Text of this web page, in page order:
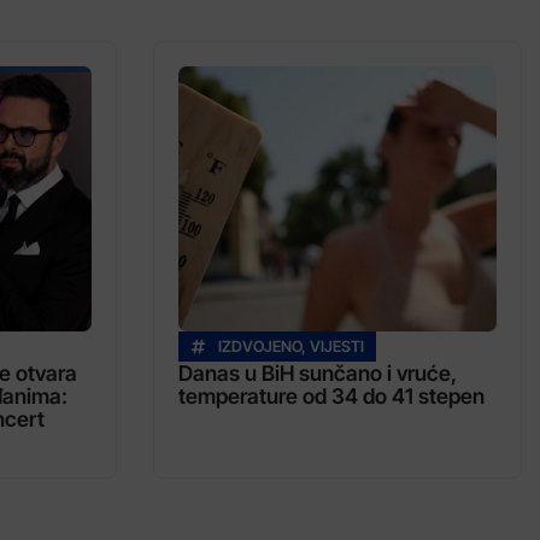
otvara
IZDVOJENO, VIJESTI
Danas u BiH sunčano i vruće,
temperature od 34 do 41 stepen